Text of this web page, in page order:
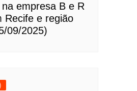
empresa B e R
Recife e região
09/2025)